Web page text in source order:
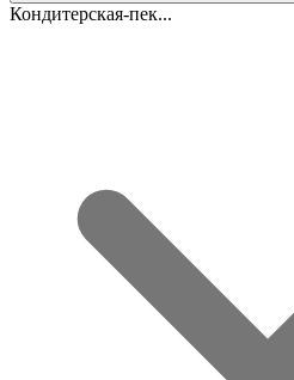
Кондитерская-пек...